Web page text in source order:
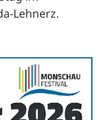
Lehnerz.